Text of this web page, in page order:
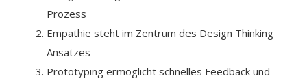
Prozess
Empathie steht im Zentrum des Design Thinking
Ansatzes
Prototyping ermöglicht schnelles Feedback und